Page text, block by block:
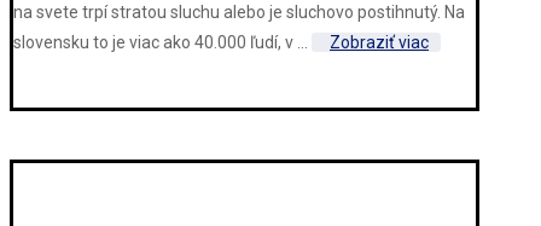
na svete trpí stratou sluchu alebo je sluchovo postihnutý. Na
slovensku to je viac ako 40.000 ľudí, v ...
Zobraziť viac